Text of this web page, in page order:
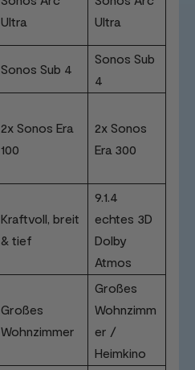
Ultra
Ultra
Sonos Sub 4
Sonos Sub
4
2x Sonos Era
100
2x Sonos
Era 300
Kraftvoll, breit
& tief
9.1.4
echtes 3D
Dolby
Atmos
Großes
Wohnzimmer
Großes
Wohnzimm
er /
Heimkino